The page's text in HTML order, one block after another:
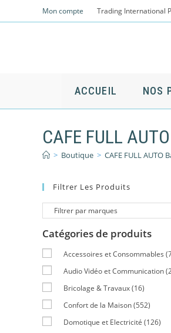
to
Mon compte Trading International
ACCUEIL NOS
CAFE FULL
> Boutique > CAFE FULL
Filtrer Les Produits
Catégories de produits
Accessoires et Consommables
Audio Vidéo et Communication
Bricolage & Travaux(16)
Confort de la Maison(552)
Domotique et Electricité (126)